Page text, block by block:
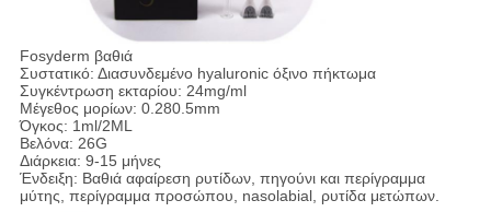
Fosyderm βαθιά
Συστατικό: Διασυνδεμένο hyaluronic όξινο πήκτωμα
Συγκέντρωση εκταρίου: 24mg/ml
Μέγεθος μορίων: 0.280.5mm
Όγκος: 1ml/2ML
Βελόνα: 26G
Διάρκεια: 9-15 μήνες
Ένδειξη: Βαθιά αφαίρεση ρυτίδων, πηγούνι και περίγραμμα
μύτης, περίγραμμα προσώπου, nasolabial, ρυτίδα μετώπων.